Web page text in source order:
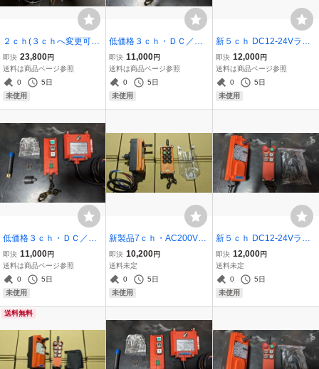
２ｃｈ(３ｃｈへ変更可能)
送信機２個 ＡＣ100-220
Ｖ ラジコン・リモコン装
置 天井クレーン ホイス
ト ウインチ ポンプ イルミ
即決 23,800円
送料は商品ページ参照
0
5日
未使用
低価格３ｃｈ・ＤＣ／Ａ
Ｃ１００Ｖラジコン・リ
モコン装置（２ｃｈ＋１
ｃｈ）天井クレーン ホ
イスト ウインチ ポン
即決 11,000円
送料は商品ページ参照
0
5日
未使用
新５ｃｈ DC12-24Vラジ
コン リモコン(4ch+1ch)
積載車 ウインチ パワース
ライドドア 垂直ゲート 自
動ドア ストロボ 写真付日
即決 12,000円
送料は商品ページ参照
0
5日
未使用
低価格３ｃｈ・ＤＣ／Ａ
Ｃ１００Ｖラジコン・リ
モコン装置（２ｃｈ＋１
ｃｈ）天井クレーン ホ
イスト ウインチ ポン
即決 11,000円
送料は商品ページ参照
0
5日
未使用
新製品7ｃｈ・AC200Vラ
ジコン・リモコン7ch(6ch
+1ch) 天井クレーン、ホ
イスト、ペンダントスイ
ッチ 開閉器、ポンプ動噴
即決 10,200円
送料未定
0
5日
未使用
新５ｃｈ DC12-24Vラジ
コン リモコン(4ch+1ch)
積載車 車載車 セーフティ
ローダー セルフローダー
ウインチ パワーゲート写
即決 12,000円
送料未定
0
5日
未使用
送料無料